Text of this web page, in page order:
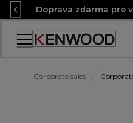
Skip
to
Content
Doprava zdarma pre
Corporate sales